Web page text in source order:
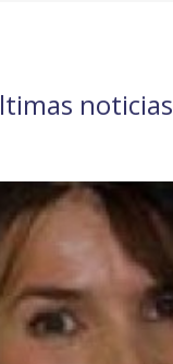
noticias